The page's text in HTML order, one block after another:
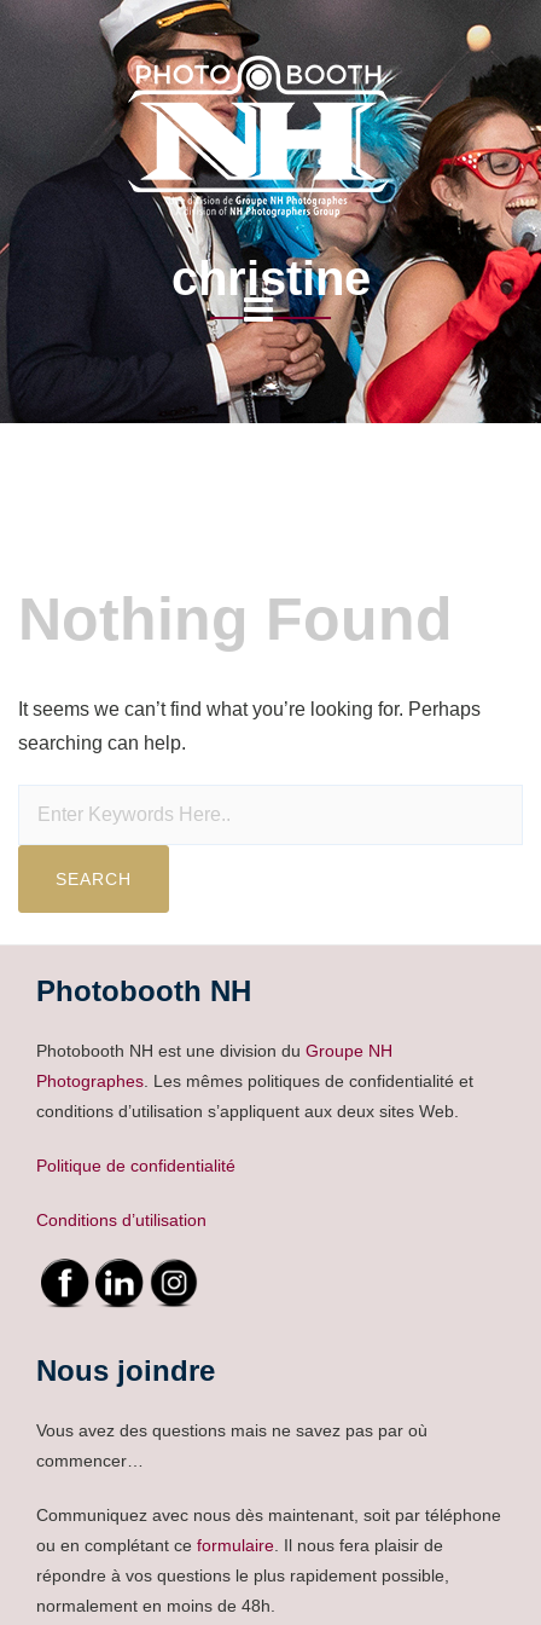
christine
Nothing Found
It seems we can’t find what you’re looking for. Perhaps
searching can help.
Photobooth NH
Photobooth NH est une division du Groupe NH
Photographes . Les mêmes politiques de confidentialité et
conditions d’utilisation s’appliquent aux deux sites Web.
Politique de confidentialité
Conditions d’utilisation
Nous joindre
Vous avez des questions mais ne savez pas par où
commencer…
Communiquez avec nous dès maintenant, soit par téléphone
ou en complétant ce formulaire . Il nous fera plaisir de
répondre à vos questions le plus rapidement possible,
normalement en moins de 48h.